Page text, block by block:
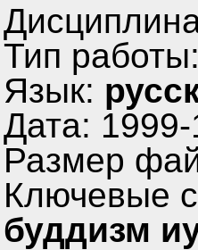
Тип
Язык:
Дата:
Размер
Ключевые
буддизм